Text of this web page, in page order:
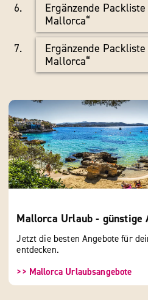
Ergänzende
Mallorca“
Ergänzende
Mallorca“
Mallorca Urlaub - günstige
Jetzt die besten Angebote für
entdecken.
>> Mallorca Urlaubsangebote